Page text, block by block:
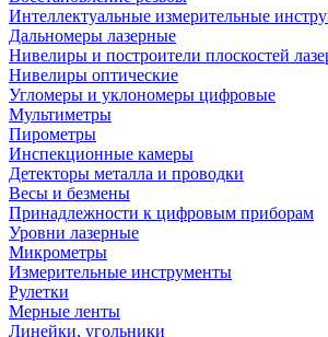
Интеллектуальные измерительные
Дальномеры лазерные
Нивелиры и построители плоскостей
Нивелиры оптические
Угломеры и уклономеры цифровые
Мультиметры
Пирометры
Инспекционные камеры
Детекторы металла и проводки
Весы и безмены
Принадлежности к цифровым приборам
Уровни лазерные
Микрометры
Измерительные инструменты
Рулетки
Мерные ленты
Линейки, угольники